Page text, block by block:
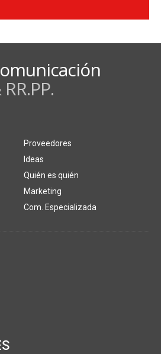
Proveedores
Ideas
Quién es quién
Marketing
Com. Especializada